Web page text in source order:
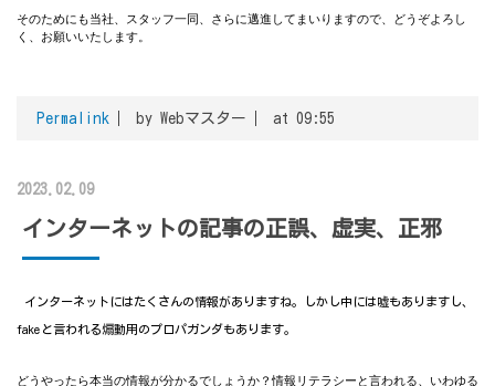
そのためにも当社、スタッフ一同、さらに邁進してまいりますので、どうぞよろし
く、お願いいたします。
Permalink by Webマスター at 09:55
2023.02.09
インターネットの記事の正誤、虚実、正邪
インターネットにはたくさんの情報がありますね。しかし中には嘘もありますし、
fakeと言われる煽動用のプロパガンダもあります。
どうやったら本当の情報が分かるでしょうか？情報リテラシーと言われる、いわゆる